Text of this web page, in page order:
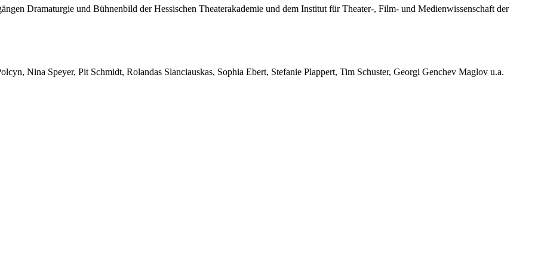
Dramaturgie und Bühnenbild der Hessischen Theaterakademie und dem Institut für Theater-, Film- und Medienwissenschaft der
Nina Speyer, Pit Schmidt, Rolandas Slanciauskas, Sophia Ebert, Stefanie Plappert, Tim Schuster, Georgi Genchev Maglov u.a.